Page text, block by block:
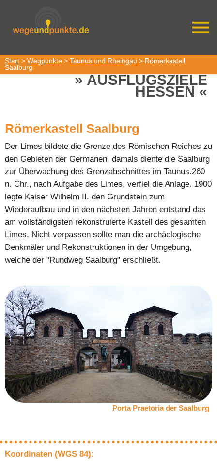
Start > Wegpunkte > Taunus und Rheingau > Römerkastell
Saalburg
AUSFLUGSZIELE
HESSEN
Römerkastell Saalburg
Der Limes bildete die Grenze des Römischen Reiches zu
den Gebieten der Germanen, damals diente die Saalburg
zur Überwachung des Grenzabschnittes im Taunus.260
n. Chr., nach Aufgabe des Limes, verfiel die Anlage. 1900
legte Kaiser Wilhelm II. den Grundstein zum
Wiederaufbau und in den nächsten Jahren entstand das
am vollständigsten rekonstruierte Kastell des gesamten
Limes. Nicht verpassen sollte man die archäologische
Denkmäler und Rekonstruktionen in der Umgebung,
welche der "Rundweg Saalburg" erschließt.
Porta Praetoria der Saalburg
Koordinaten (WGS 84):